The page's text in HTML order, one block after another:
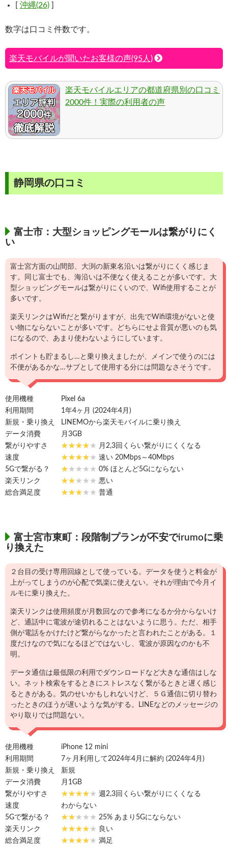
[ 沖縄(26) ]
数字は口コミ件数です。
楽天モバイルが聞いたお客様の声(95人)
楽天モバイルエリアの都道府県別の口コミ
2000件！実際の利用者の声
静岡県の口コミ
富士市：大型ショッピングモールは繋がりにく
い
富士宮方面の山間部、大渕の新東名沿いは繋がりにくく感じま
す。同じ富士でも、海沿いは不便なく使えることが多いです。大
型ショッピングモールは繋がりにくいので、Wifi使用することが
多いです。
楽天リンクはWifiだと繋がりますが、出先でWifi環境がないと使
い物にならないことが多いです。どちらにせよ音質が悪いのも気
になるので、あまり使わないようにしています。
ポイントも貯まるし…と乗り換えましたが、メインで使うのには
不便があるかな…サブとして使用する分には問題なさそうです。
使用機種
Pixel 6a
利用期間
1年4ヶ月 (2024年4月)
新規・乗り換え
LINEMOから楽天モバイルに乗り換え
データ消費
月3GB
繋がりやすさ
月2,3回くらい繋がりにくくなる
速度
速い 20Mbps～40Mbps
5Gで繋がる？
0% ほとんど5Gにならない
楽天リンク
悪い
総合満足度
普通
富士宮市東町：段階制プランが不安でirumoに乗
り換えた
２台目の受け専用回線として使っている。データを使うと料金が
上がってしまうのが心配で気楽に使えない。それが理由で今月イ
ルモに乗り換えた。
楽天リンクは使用頻度が月数回なので参考になるか分からないけ
ど、通話中に電波が途切れることはないように思う。ただ、相手
側が電話をかけたけど繋がらなかったと言われたことがある。１
度だけなので気になるほどではないし、電波が原因なのかも不
明。
データ通信は最低限の利用でダウンロードなど大きな通信はしな
い。ネット検索をするときにストレスなく繋がるときと遅く感じ
るときがある。気のせいかもしれないけど、５Ｇ通信に切り替わ
ったときのほうが遅いような気がする。LINEなどのメッセージの
やり取りでは問題ない。
使用機種
iPhone 12 mini
利用期間
7ヶ月利用して2024年4月に解約 (2024年4月)
新規・乗り換え
新規
データ消費
月1GB
繋がりやすさ
週2,3回くらい繋がりにくくなる
速度
わからない
5Gで繋がる？
25% あまり5Gにならない
楽天リンク
良い
総合満足度
満足